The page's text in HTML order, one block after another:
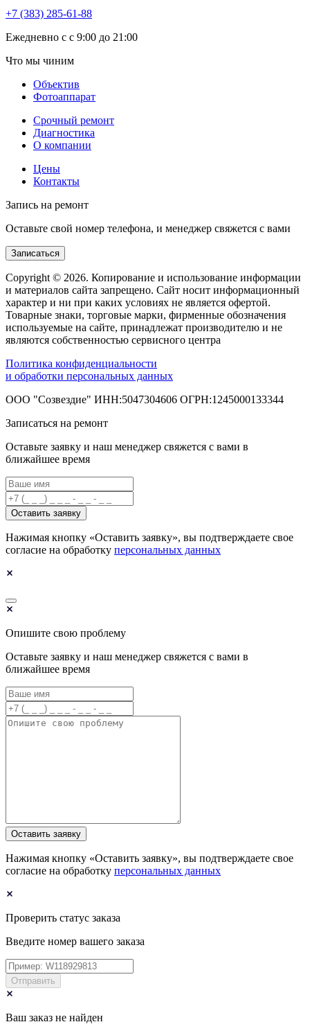
+7 (383) 285-61-88
Eжедневно с с 9:00 до 21:00
Что мы чиним
Объектив
Фотоаппарат
Срочный ремонт
Диагностика
О компании
Цены
Контакты
Запись на ремонт
Оставьте свой номер телефона, и менеджер свяжется с вами
Записаться
Copyright © 2026. Копирование и использование информации
и материалов сайта запрещено. Сайт носит информационный
характер и ни при каких условиях не является офертой.
Товарные знаки, торговые марки, фирменные обозначения
используемые на сайте, принадлежат производителю и не
являются собственностью сервисного центра
Политика конфиденциальности
и обработки персональных данных
ООО "Созвездие" ИНН:5047304606 ОГРН:1245000133344
Записаться на ремонт
Оставьте заявку и наш менеджер свяжется с вами в
ближайшее время
Оставить заявку
Нажимая кнопку «Оставить заявку», вы подтверждаете свое
согласие на обработку персональных данных
Опишите свою проблему
Оставьте заявку и наш менеджер свяжется с вами в
ближайшее время
Оставить заявку
Нажимая кнопку «Оставить заявку», вы подтверждаете свое
согласие на обработку персональных данных
Проверить статус заказа
Введите номер вашего заказа
Отправить
Ваш заказ не найден